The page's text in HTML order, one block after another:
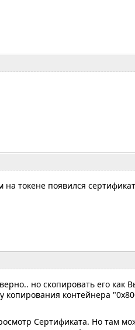
токене появился
но скопировать его как
копирования контейнера
Сертификата. Но там